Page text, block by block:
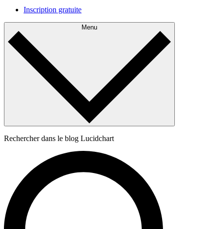
Inscription gratuite
Menu
Rechercher dans le blog Lucidchart